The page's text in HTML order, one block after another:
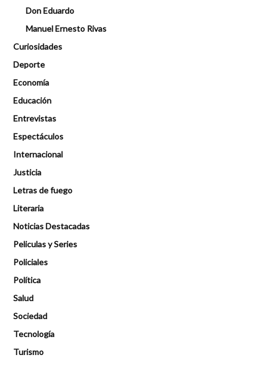
Don Eduardo
Manuel Ernesto Rivas
Curiosidades
Deporte
Economía
Educación
Entrevistas
Espectáculos
Internacional
Justicia
Letras de fuego
Literaria
Noticias Destacadas
Peliculas y Series
Policiales
Política
Salud
Sociedad
Tecnología
Turismo